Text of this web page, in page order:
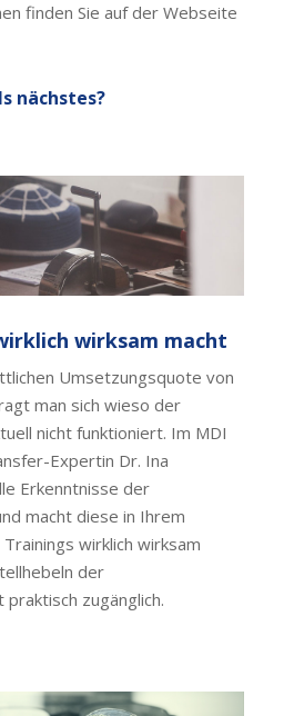
finden Sie auf der Webseite
nächstes?
wirksam macht
Umsetzungsquote von
man sich wieso der
nicht funktioniert. Im MDI
Expertin Dr. Ina
Erkenntnisse der
macht diese in Ihrem
wirklich wirksam
der
zugänglich.